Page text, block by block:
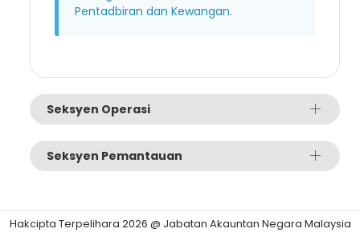
Pentadbiran dan Kewangan.
Seksyen Operasi
Seksyen Pemantauan
Hakcipta Terpelihara 2026 @ Jabatan Akauntan Negara Malaysia